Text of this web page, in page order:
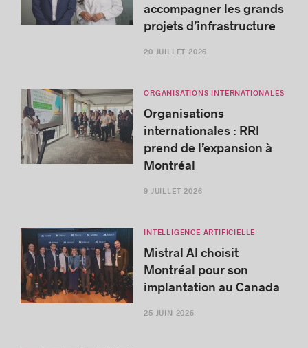
accompagner les grands
projets d’infrastructure
20 JUILLET 2026
ORGANISATIONS INTERNATIONALES
Organisations
internationales : RRI
prend de l’expansion à
Montréal
9 JUILLET 2026
INTELLIGENCE ARTIFICIELLE
Mistral AI choisit
Montréal pour son
implantation au Canada
25 JUIN 2026